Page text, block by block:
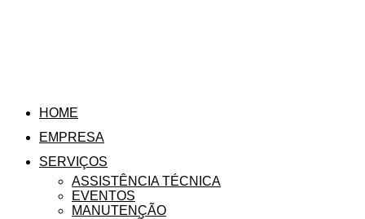
HOME
EMPRESA
SERVIÇOS
ASSISTÊNCIA TÉCNICA
EVENTOS
MANUTENÇÃO